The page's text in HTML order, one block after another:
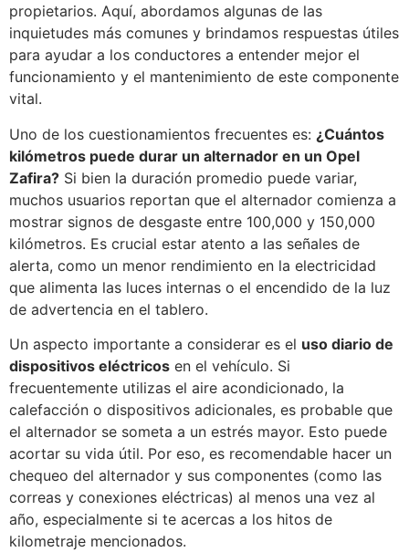
propietarios. Aquí, abordamos algunas de las
inquietudes más comunes y brindamos respuestas útiles
para ayudar a los conductores a entender mejor el
funcionamiento y el mantenimiento de este componente
vital.
Uno de los cuestionamientos frecuentes es: ¿Cuántos
kilómetros puede durar un alternador en un Opel
Zafira? Si bien la duración promedio puede variar,
muchos usuarios reportan que el alternador comienza a
mostrar signos de desgaste entre 100,000 y 150,000
kilómetros. Es crucial estar atento a las señales de
alerta, como un menor rendimiento en la electricidad
que alimenta las luces internas o el encendido de la luz
de advertencia en el tablero.
Un aspecto importante a considerar es el uso diario de
dispositivos eléctricos en el vehículo. Si
frecuentemente utilizas el aire acondicionado, la
calefacción o dispositivos adicionales, es probable que
el alternador se someta a un estrés mayor. Esto puede
acortar su vida útil. Por eso, es recomendable hacer un
chequeo del alternador y sus componentes (como las
correas y conexiones eléctricas) al menos una vez al
año, especialmente si te acercas a los hitos de
kilometraje mencionados.